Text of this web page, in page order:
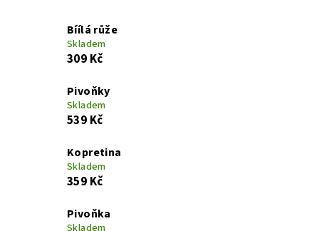
Bíílá růže
Skladem
309 Kč
Pivoňky
Skladem
539 Kč
Kopretina
Skladem
359 Kč
Pivoňka
Skladem